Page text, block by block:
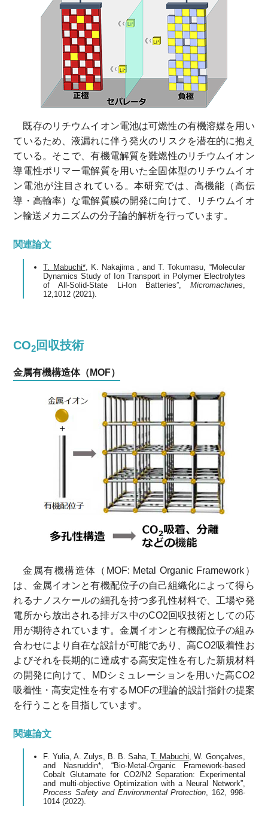
既存のリチウムイオン電池は可燃性の有機溶媒を用い
ているため、液漏れに伴う発火のリスクを潜在的に抱え
ている。そこで、有機電解質を難燃性のリチウムイオン
導電性ポリマー電解質を用いた全固体型のリチウムイオ
ン電池が注目されている。本研究では、高機能（高伝
導・高輸率）な電解質膜の開発に向けて、リチウムイオ
ン輸送メカニズムの分子論的解析を行っています。
関連論文
T. Mabuchi*, K. Nakajima , and T. Tokumasu, “Molecular
Dynamics Study of Ion Transport in Polymer Electrolytes
of All-Solid-State Li-Ion Batteries”, Micromachines,
12,1012 (2021).
CO2 回収技術
金属有機構造体（MOF）
金属有機構造体（MOF: Metal Organic Framework）
は、金属イオンと有機配位子の自己組織化によって得ら
れるナノスケールの細孔を持つ多孔性材料で、工場や発
電所から放出される排ガス中のCO2回収技術としての応
用が期待されています。金属イオンと有機配位子の組み
合わせにより自在な設計が可能であり、高CO2吸着性お
よびそれを長期的に達成する高安定性を有した新規材料
の開発に向けて、MDシミュレーションを用いた高CO2
吸着性・高安定性を有するMOFの理論的設計指針の提案
を行うことを目指しています。
関連論文
F. Yulia, A. Zulys, B. B. Saha,T. Mabuchi, W. Gonçalves,
and Nasruddin*, “Bio-Metal-Organic Framework-based
Cobalt Glutamate for CO2/N2 Separation: Experimental
and multi-objective Optimization with a Neural Network”,
Process Safety and Environmental Protection, 162, 998-
1014 (2022).